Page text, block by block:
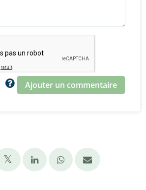
Ajouter un commentaire